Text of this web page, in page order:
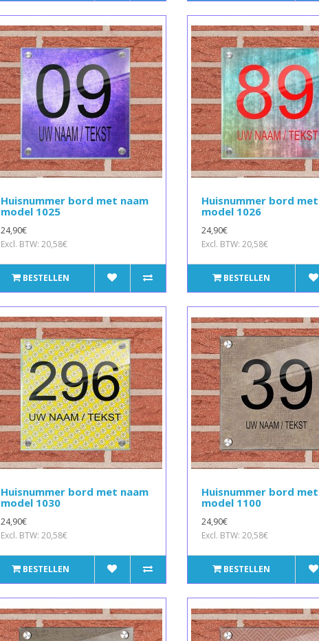
Huisnummer bord met naam
model 1025
24,90€
Excl. BTW: 20,58€
BESTELLEN
Huisnummer bord
model 1026
24,90€
Excl. BTW: 20,58€
BESTELLEN
Huisnummer bord met naam
model 1030
24,90€
Excl. BTW: 20,58€
BESTELLEN
Huisnummer bord
model 1100
24,90€
Excl. BTW: 20,58€
BESTELLEN